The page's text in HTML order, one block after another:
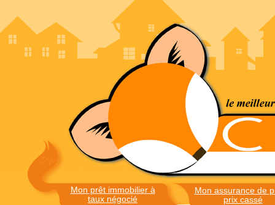
Mon prêt immobilier à
taux négocié
Mon assurance de
prix cassé